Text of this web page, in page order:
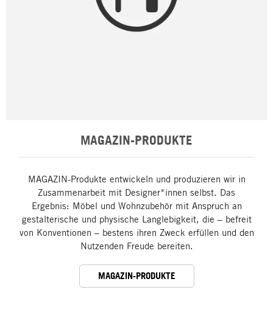
MAGAZIN-PRODUKTE
MAGAZIN-Produkte entwickeln und produzieren wir in
Zusammenarbeit mit Designer*innen selbst. Das
Ergebnis: Möbel und Wohnzubehör mit Anspruch an
gestalterische und physische Langlebigkeit, die – befreit
von Konventionen – bestens ihren Zweck erfüllen und den
Nutzenden Freude bereiten.
MAGAZIN-PRODUKTE